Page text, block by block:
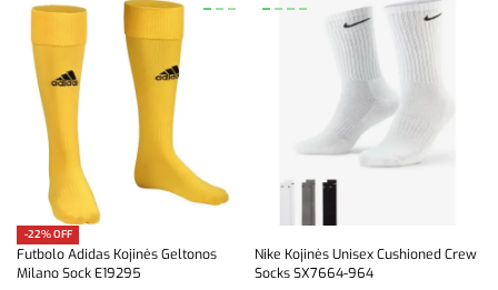
-22% OFF
Futbolo Adidas Kojinės Geltonos
Milano Sock E19295
Nike Kojinės Unisex Cushioned Crew
Socks SX7664-964